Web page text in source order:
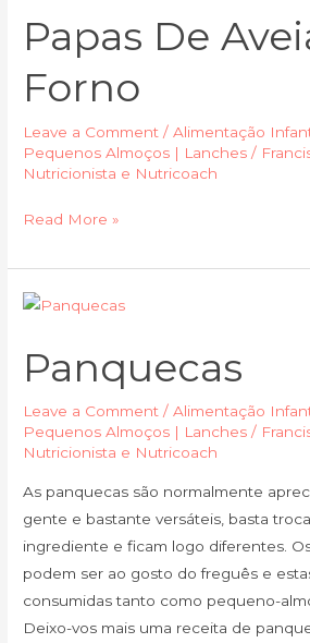
Papas De
Forno
Leave a Comment /Alimentação
Pequenos Almoços | Lanches /
Nutricionista e Nutricoach
Aveia
no
Forno
Read More »
Panquecas
Leave a Comment /Alimentação
Pequenos Almoços | Lanches /
Nutricionista e Nutricoach
As panquecas são normalmente
gente e bastante versáteis, basta
ingrediente e ficam logo diferentes.
podem ser ao gosto do freguês e
consumidas tanto como pequeno-
Deixo-vos mais uma receita de
Panquecas